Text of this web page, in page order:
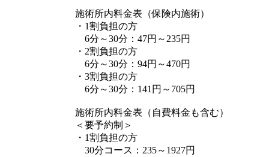
施術所内料金表（保険内施術）
・1割負担の方
6分～30分：47円～235円
・2割負担の方
6分～30分：94円～470円
・3割負担の方
6分～30分：141円～705円
施術所内料金表（自費料金も含む）
＜要予約制＞
・1割負担の方
30分コース：235～1927円